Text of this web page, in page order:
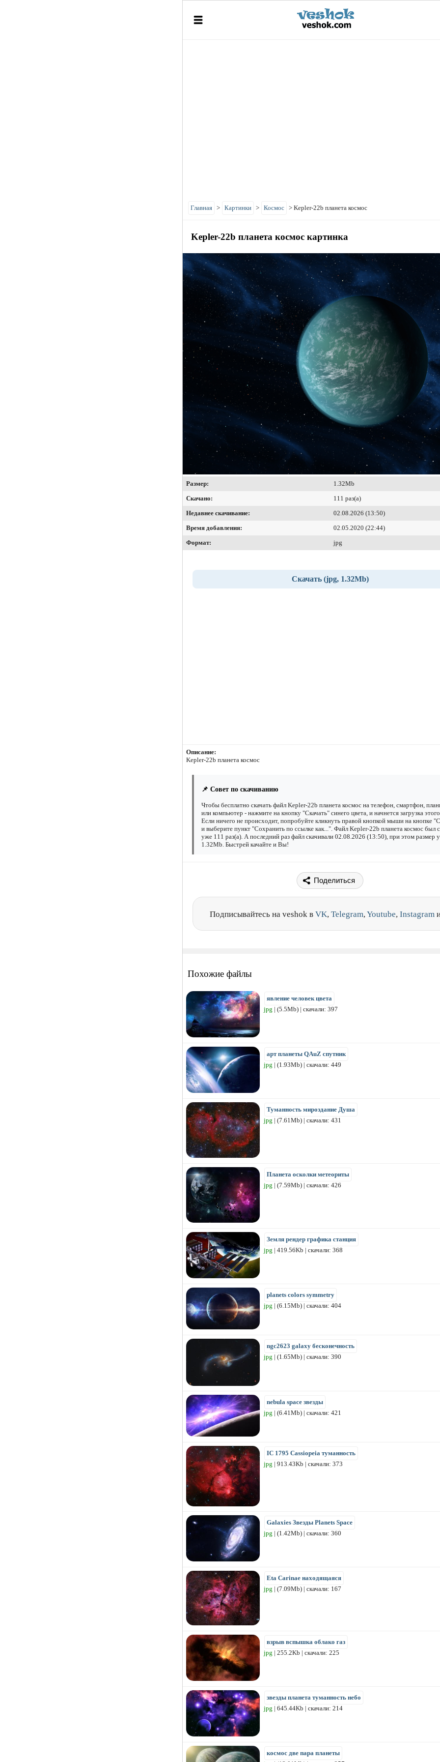
Главная > Картинки > Космос > Kepler-22b планета космос
Kepler-22b планета космос картинка
Размер:
1.32Mb
Скачано:
111 раз(а)
Недавнее скачивание:
02.08.2026 (13:50)
Время добавления:
02.05.2020 (22:44)
Формат:
jpg
Скачать (jpg, 1.32Mb)
Описание:
Kepler-22b планета космос
📌 Совет по скачиванию
Чтобы бесплатно скачать файл Kepler-22b планета космос на телефон, смартфон,
или компьютер - нажмите на кнопку "Скачать" синего цвета, и начнется загрузка
Если ничего не происходит, попробуйте кликнуть правой кнопкой мыши на кнопке
и выберите пункт "Сохранить по ссылке как...". Файл Kepler-22b планета космос был
уже 111 раз(а). А последний раз файл скачивали 02.08.2026 (13:50), при этом размер
1.32Mb. Быстрей качайте и Вы!
Поделиться
Подписывайтесь на veshok в VK, Telegram,Youtube, Instagram
Похожие файлы
явление человек цвета
jpg | (5.5Mb) | скачали: 397
арт планеты QAuZ спутник
jpg | (1.93Mb) | скачали: 449
Туманность мироздание Душа
jpg | (7.61Mb) | скачали: 431
Планета осколки метеориты
jpg | (7.59Mb) | скачали: 426
Земля рендер графика станция
jpg | 419.56Kb | скачали: 368
planets colors symmetry
jpg | (6.15Mb) | скачали: 404
ngc2623 galaxy бесконечность
jpg | (1.65Mb) | скачали: 390
nebula space звезды
jpg | (6.41Mb) | скачали: 421
IC 1795 Cassiopeia туманность
jpg | 913.43Kb | скачали: 373
Galaxies Звезды Planets Space
jpg | (1.42Mb) | скачали: 360
Eta Carinae находящаяся
jpg | (7.09Mb) | скачали: 167
взрыв вспышка облако газ
jpg | 255.2Kb | скачали: 225
звезды планета туманность небо
jpg | 645.44Kb | скачали: 214
космос две пара планеты